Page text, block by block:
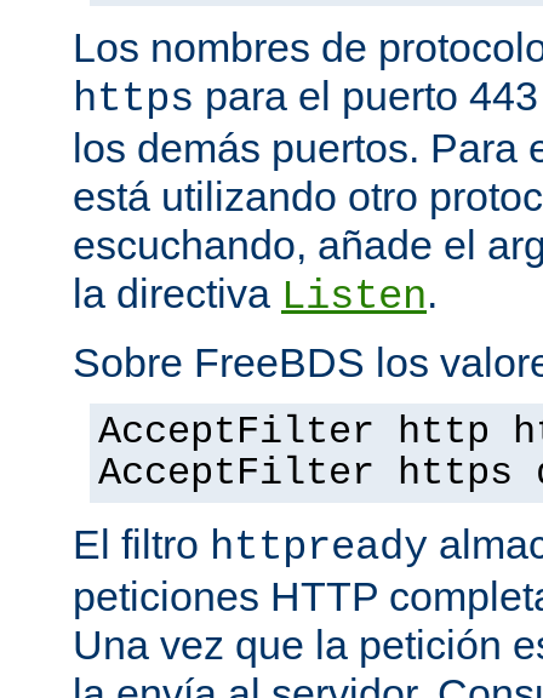
Los nombres de
https para el puerto
los demás puertos. Para
está utilizando otro
escuchando, añade el
la directiva Listen.
Sobre FreeBDS los
AcceptFilter http
AcceptFilter https
El filtro httpready
peticiones HTTP
Una vez que la petición